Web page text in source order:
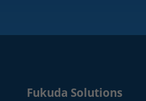
Fukuda Solutions